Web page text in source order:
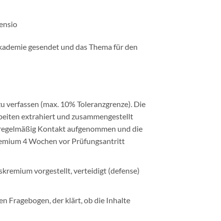
gesendet und das Thema für den
(max. 10% Toleranzgrenze). Die
extrahiert und zusammengestellt
Kontakt aufgenommen und die
4 Wochen vor Prüfungsantritt
vorgestellt, verteidigt (defense)
Fragebogen, der klärt, ob die Inhalte